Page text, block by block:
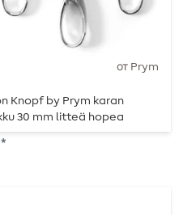
от Prym
Knopf by Prym karan
30 mm litteä hopea